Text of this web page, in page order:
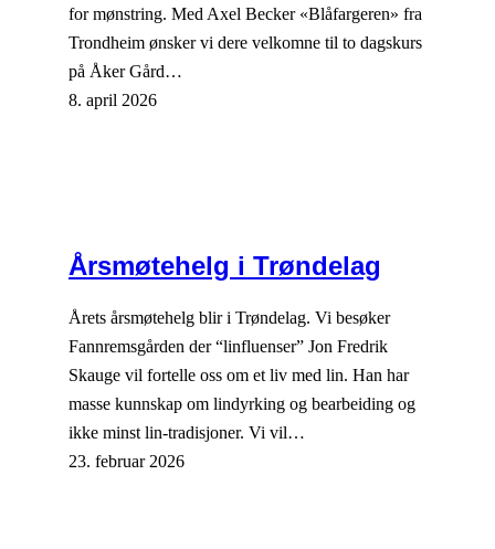
for mønstring. Med Axel Becker «Blåfargeren» fra
Trondheim ønsker vi dere velkomne til to dagskurs
på Åker Gård…
8. april 2026
Årsmøtehelg i Trøndelag
Årets årsmøtehelg blir i Trøndelag. Vi besøker
Fannremsgården der “linfluenser” Jon Fredrik
Skauge vil fortelle oss om et liv med lin. Han har
masse kunnskap om lindyrking og bearbeiding og
ikke minst lin-tradisjoner. Vi vil…
23. februar 2026